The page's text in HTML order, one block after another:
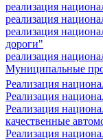
реализация
реализация
реализация
дороги"
реализация
Муниципальные
Реализация
Реализация
Реализация
качественные
Реализация